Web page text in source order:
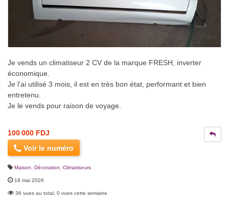
Je vends un climatiseur 2 CV de la marque FRESH, inverter
économique.
Je l'ai utilisé 3 mois, il est en très bon état, performant et bien
entretenu.
Je le vends pour raison de voyage.
100 000 FDJ
Voir le numéro
Maison, Décoration Climatiseurs
18 mai 2026
36 vues au total, 0 vues cette semaine